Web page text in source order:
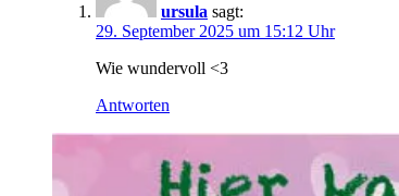
ursula sagt:
29. September 2025 um 15:12 Uhr
Wie wundervoll <3
Antworten